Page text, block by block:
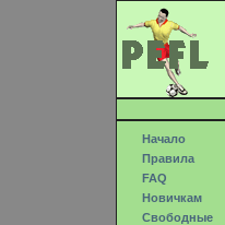
Начало
Правила
FAQ
Новичкам
Свободные